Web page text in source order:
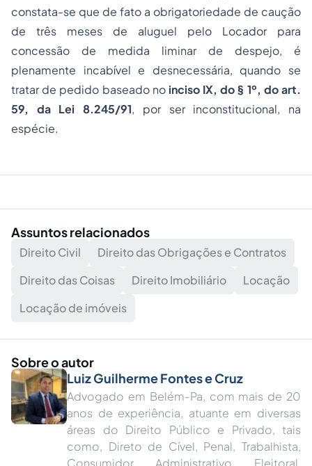
constata-se que de fato a obrigatoriedade de caução
de três meses de aluguel pelo Locador para
concessão de medida liminar de despejo, é
plenamente incabível e desnecessária, quando se
tratar de pedido baseado no inciso IX, do § 1º, do art.
59, da Lei 8.245/91, por ser inconstitucional, na
espécie.
Assuntos relacionados
Direito Civil
Direito das Obrigações e Contratos
Direito das Coisas
Direito Imobiliário
Locação
Locação de imóveis
Sobre o autor
Luiz Guilherme Fontes e Cruz
Advogado em Belém-Pa, com mais de 20
anos de experiência, atuante em diversas
áreas do Direito Público e Privado, tais
como, Direto de Cível, Penal, Trabalhista,
Consumidor, Administrativo, Eleitoral,